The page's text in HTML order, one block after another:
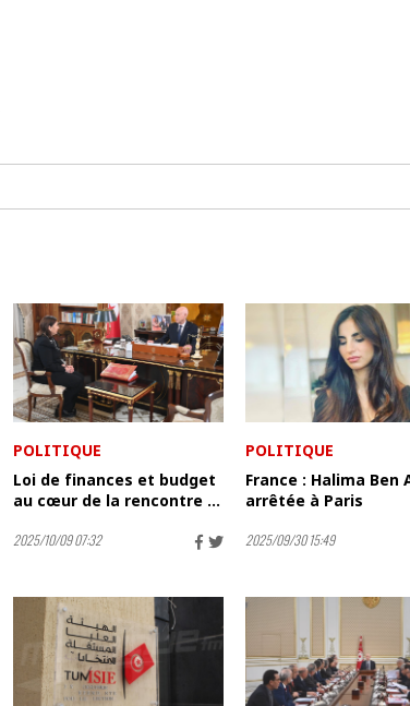
POLITIQUE
Loi de finances et budget
au cœur de la rencontre ...
2025/10/09 07:32
POLITIQUE
France : Halima Ben
arrêtée à Paris
2025/09/30 15:49